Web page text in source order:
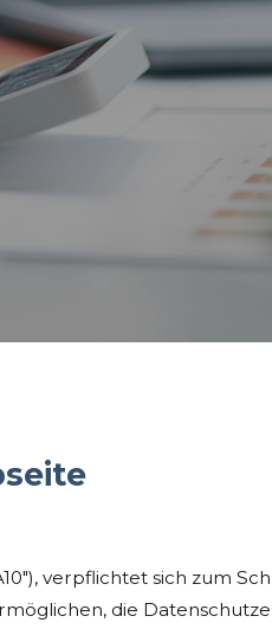
verpflichtet sich zum
die